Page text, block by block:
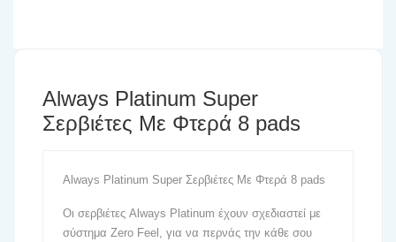
Always Platinum Super
Σερβιέτες Με Φτερά 8 pads
Always Platinum Super Σερβιέτες Με Φτερά 8 pads
Οι σερβιέτες Always Platinum έχουν σχεδιαστεί με
σύστημα Zero Feel, για να περνάς την κάθε σου